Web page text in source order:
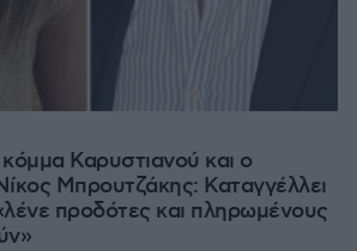
κόμμα Καρυστιανού και ο
Μπρουτζάκης: Καταγγέλλει
προδότες και πληρωμένους